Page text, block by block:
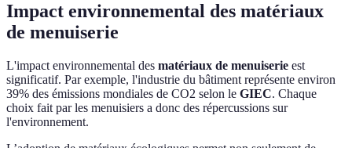
Impact environnemental des matériaux
de menuiserie
L'impact environnemental des matériaux de menuiserie est
significatif. Par exemple, l'industrie du bâtiment représente environ
39% des émissions mondiales de CO2 selon le GIEC. Chaque
choix fait par les menuisiers a donc des répercussions sur
l'environnement.